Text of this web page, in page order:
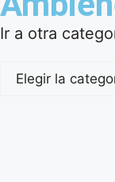
Ir a otra